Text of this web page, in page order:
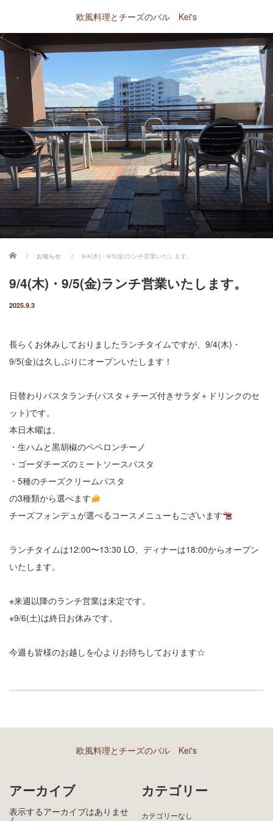
欧風料理とチーズのバル Kei's
ホーム お知らせ 9/4(木)・9/5(金)ランチ営業いたします。
9/4(木)・9/5(金)ランチ営業いたします。
2025.9.3
長らくお休みしておりましたランチタイムですが、9/4(木)・
9/5(金)は久しぶりにオープンいたします！
日替わりパスタランチ(パスタ＋チーズ付きサラダ＋ドリンクのセ
ット)です。
本日木曜は、
・生ハムと黒胡椒のペペロンチーノ
・ゴーダチーズのミートソースパスタ
・5種のチーズクリームパスタ
の3種類から選べます
チーズフォンデュが選べるコースメニューもございます
ランチタイムは12:00〜13:30 LO、ディナーは18:00からオープン
いたします。
※来週以降のランチ営業は未定です。
※9/6(土)は終日お休みです。
今週も皆様のお越しを心よりお待ちしております☆
欧風料理とチーズのバル Kei's
アーカイブ
表示するアーカイブはありませ
カテゴリー
カテゴリーなし